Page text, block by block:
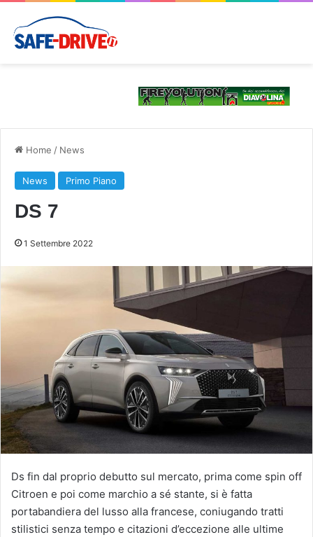
Home / News
News Primo Piano
DS 7
1 Settembre 2022
Ds fin dal proprio debutto sul mercato, prima come spin off
Citroen e poi come marchio a sé stante, si è fatta
portabandiera del lusso alla francese, coniugando tratti
stilistici senza tempo e citazioni d’eccezione alle ultime